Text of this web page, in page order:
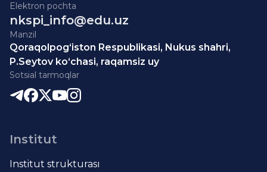
Elektron pochta
nkspi_info@edu.uz
Manzil
Qoraqolpog‘iston Respublikasi, Nukus shahri,
P.Seytov ko‘chasi, raqamsiz uy
Sotsial tarmoqlar
Institut
Institut strukturası